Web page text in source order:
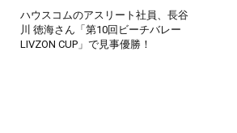
ハウスコムのアスリート社員、長谷
川 徳海さん「第10回ビーチバレー
LIVZON CUP」で見事優勝！